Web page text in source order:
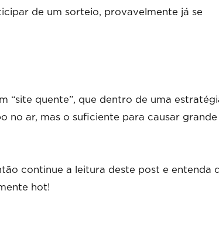
de um sorteio, provavelmente já se
“site quente”, que dentro de uma
no ar, mas o suficiente para causar grande
continue a leitura deste post e entenda
hot!